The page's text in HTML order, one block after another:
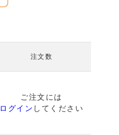
注文数
ご注文には
ログイン してください